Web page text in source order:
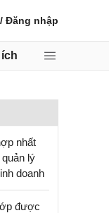
/ Đăng nhập
nhất
lý
doanh
được